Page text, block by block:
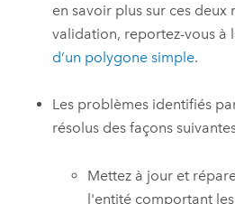
en savoir plus sur ces deux
validation, reportez-vous à
d’un polygone simple.
Les problèmes identifiés
résolus des façons
Mettez à jour et
l'entité comportant